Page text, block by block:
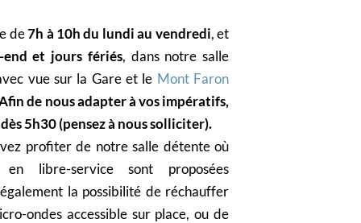
de7h à 10h du lundi au vendredi, et
et jours fériés, dans notre salle
vue sur la Gare et le Mont Faron
de nous adapter à vos impératifs,
5h30(pensez à nous solliciter).
profiter de notre salle détente où
libre-service sont proposées
la possibilité de réchauffer
ondes accessible sur place, ou de